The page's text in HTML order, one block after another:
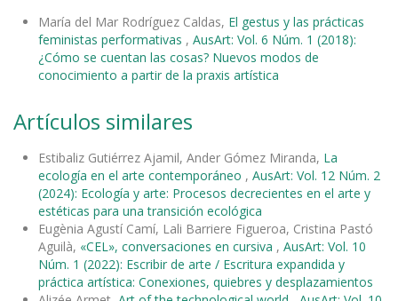
María del Mar Rodríguez Caldas, El gestus y las prácticas
feministas performativas , AusArt: Vol. 6 Núm. 1 (2018):
¿Cómo se cuentan las cosas? Nuevos modos de
conocimiento a partir de la praxis artística
Artículos similares
Estibaliz Gutiérrez Ajamil, Ander Gómez Miranda, La
ecología en el arte contemporáneo , AusArt: Vol. 12 Núm. 2
(2024): Ecología y arte: Procesos decrecientes en el arte y
estéticas para una transición ecológica
Eugènia Agustí Camí, Lali Barriere Figueroa, Cristina Pastó
Aguilà, «CEL», conversaciones en cursiva , AusArt: Vol. 10
Núm. 1 (2022): Escribir de arte / Escritura expandida y
práctica artística: Conexiones, quiebres y desplazamientos